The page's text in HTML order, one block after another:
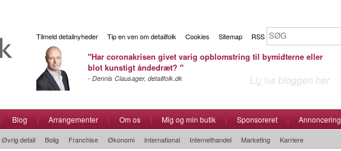
Tilmeld detailnyheder Tip en ven om detailfolk Cookies Sitemap RSS
"Har coronakrisen givet varig opblomstring til bymidterne eller
blot kunstigt åndedræt? "
- Dennis Clausager, detailfolk.dk Lï¿½s bloggen her
| Blog | Arrangementer | Om os | Mig og min butik | Sponsoreret | Annoncering
Øvrig detail Bolig Franchise Økonomi International Internethandel Marketing Karriere